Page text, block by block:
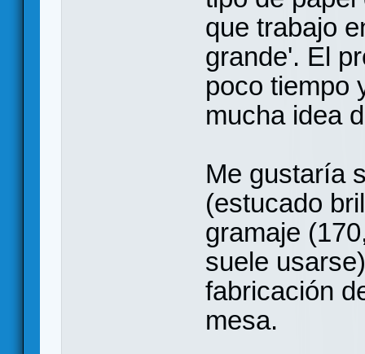
que trabajo
grande'. El
poco tiempo
mucha idea
Me gustaría
(estucado
gramaje
suele
fabricación
mesa.